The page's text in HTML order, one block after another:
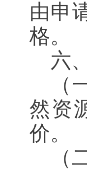
由申
格。
六
然资
价。